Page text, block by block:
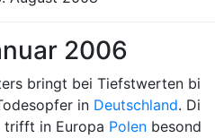
2006
bringt bei Tiefstwerten bi
in Deutschland. Di
trifft in Europa Polen besond